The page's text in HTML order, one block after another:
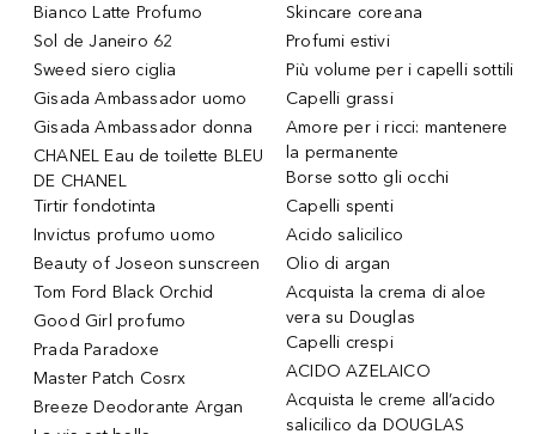
Bianco Latte Profumo
Sol de Janeiro 62
Sweed siero ciglia
Gisada Ambassador uomo
Gisada Ambassador donna
CHANEL Eau de toilette BLEU
DE CHANEL
Tirtir fondotinta
Invictus profumo uomo
Beauty of Joseon sunscreen
Tom Ford Black Orchid
Good Girl profumo
Prada Paradoxe
Master Patch Cosrx
Breeze Deodorante Argan
Skincare coreana
Profumi estivi
Più volume per i capelli sottili
Capelli grassi
Amore per i ricci: mantenere
la permanente
Borse sotto gli occhi
Capelli spenti
Acido salicilico
Olio di argan
Acquista la crema di aloe
vera su Douglas
Capelli crespi
ACIDO AZELAICO
Acquista le creme all’acido
salicilico da DOUGLAS